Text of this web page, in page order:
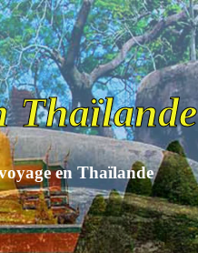
Thaïlande
en Thaïlande